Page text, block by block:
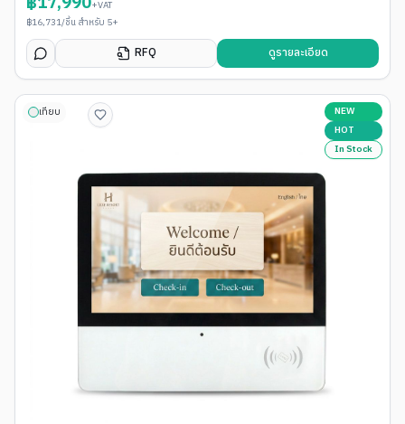
+VAT
฿16,731/ชิ้น สำหรับ 5+
RFQ ดูรายละเอียด
เทียบ
NEW
HOT
In Stock